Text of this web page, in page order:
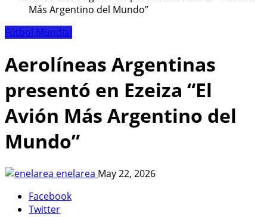
Más Argentino del Mundo”
Fútbol Mundial
Aerolíneas Argentinas
presentó en Ezeiza “El
Avión Más Argentino del
Mundo”
enelarea May 22, 2026
Facebook
Twitter